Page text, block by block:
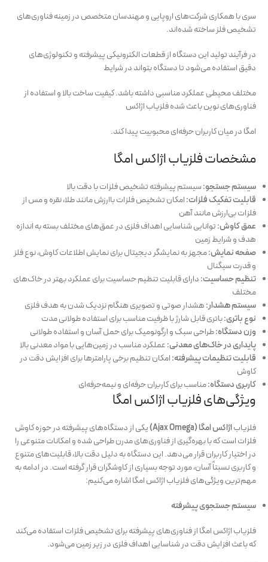
سری با همکاری شرکت‌های اروپایی و مهندسان متخصص در زمینه فناوری‌های
تشخیص فلز ساخته شده‌اند.
در فرآیند تولید این دستگاه از قطعات الکترونیکی پیشرفته و تکنولوژی‌های
دقیق استفاده می‌شود تا دستگاه بتواند در شرایط
مختلف محیطی عملکرد مناسبی داشته باشد. کیفیت ساخت بالا و استفاده از
فناوری‌های نوین باعث شده فلزیاب اژاکس
امگا در میان کاربران حرفه‌ای محبوبیت پیدا کند.
مشخصات فلزیاب اژاکس امگا
سیستم جستجو:سیستم پیشرفته تشخیص فلزات با دقت بالا
قابلیت تفکیک فلزات:امکان تشخیص فلزات باارزش مانند طلا، نقره و مس از
فلزات بی‌ارزش مانند آهن
عمق کاوش:توانایی شناسایی اهداف فلزی در عمق‌های مختلف بسته به اندازه
هدف و شرایط زمین
صفحه نمایش:مجهز به نمایشگر دیجیتال برای نمایش اطلاعات کاوش، نوع فلز
و قدرت سیگنال
تنظیم حساسیت:دارای قابلیت تنظیم حساسیت برای عملکرد بهتر در خاک‌های
مختلف
سیستم هشدار:هشدار صوتی و تصویری هنگام نزدیک شدن به هدف فلزی
نوع باتری:باتری قابل شارژ با ظرفیت مناسب برای استفاده طولانی مدت
وزن دستگاه:طراحی سبک و ارگونومیک برای حمل آسان و استفاده طولانی
پایداری در خاک‌های معدنی:عملکرد مناسب در زمین‌هایی با مواد معدنی بالا
قابلیت تنظیمات پیشرفته:امکان تنظیم برخی پارامترها برای افزایش دقت در
کاوش
کاربری دستگاه:مناسب برای کاربران حرفه‌ای و نیمه‌حرفه‌ای
ویژگی‌های فلزیاب اژاکس امگا
فلزیاباژاکس امگا (Ajax Omega)
یکی از دستگاه‌های پیشرفته در حوزه کاوش
فلزات است که با بهره‌گیری از فناوری‌های مدرن طراحی شده و امکانات متنوعی را
در اختیار کاربران قرار می‌دهد. این دستگاه به دلیل دقت بالا، قابلیت‌های متنوع
و کاربری نسبتاً آسان، مورد توجه بسیاری از کاوشگران قرار گرفته است. در ادامه به
مهم‌ترین ویژگی‌های فلزیاب اژاکس امگا اشاره می‌کنیم:
سیستم جستجوی پیشرفته
فلزیاب اژاکس امگا از فناوری‌های پیشرفته برای تشخیص فلزات استفاده می‌کند
که باعث افزایش دقت در شناسایی اهداف فلزی در زیر زمین می‌شود.